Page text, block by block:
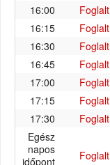
16:00
Foglalt
16:15
Foglalt
16:30
Foglalt
16:45
Foglalt
17:00
Foglalt
17:15
Foglalt
17:30
Foglalt
Egész
napos
időpont
Foglalt